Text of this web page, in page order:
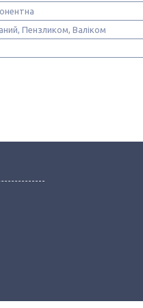
Пензликом, Валіком